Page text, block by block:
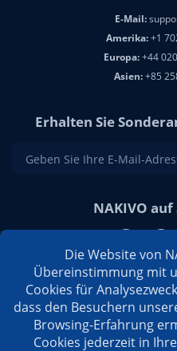
E-Mail:
Amerika:+1
Europa:+44
Asien:+85
Erhalten Sie
NAKIVO
Die Website von
Übereinstimmung mit
Cookies für
dass den Besuchern
Browsing-Erfahrung
Cookies jederzeit in